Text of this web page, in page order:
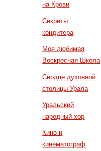
на Крови
Секреты
кондитера
Моя любимая
Воскресная Школа
Сердце духовной
столицы Урала
Уральский
народный хор
Кино и
кинематограф